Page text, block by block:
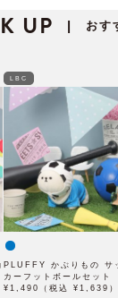
UP | おす
LBC
PLUFFY かぶりもの サ
カーフットボールセット
¥1,490（税込 ¥1,639）